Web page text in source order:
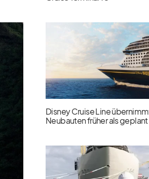
Disney Cruise Line
Neubauten früher als geplant